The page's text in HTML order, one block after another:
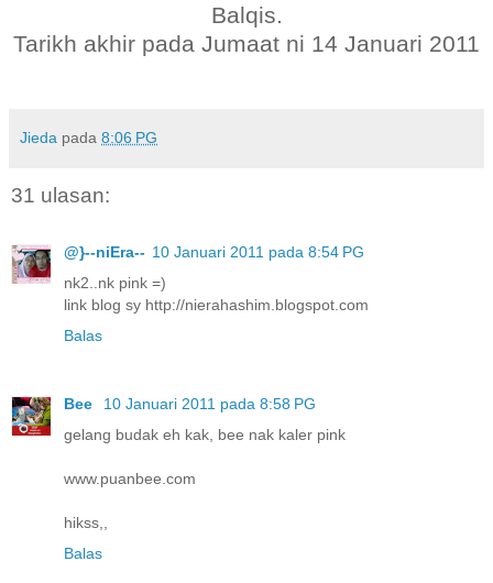
Balqis.
Tarikh akhir pada Jumaat ni 14 Januari 2011
Jieda pada 8:06 PG
31 ulasan:
@}--niEra-- 10 Januari 2011 pada 8:54 PG
nk2..nk pink =)
link blog sy http://nierahashim.blogspot.com
Balas
Bee
10 Januari 2011 pada 8:58 PG
gelang budak eh kak, bee nak kaler pink
www.puanbee.com
hikss,,
Balas